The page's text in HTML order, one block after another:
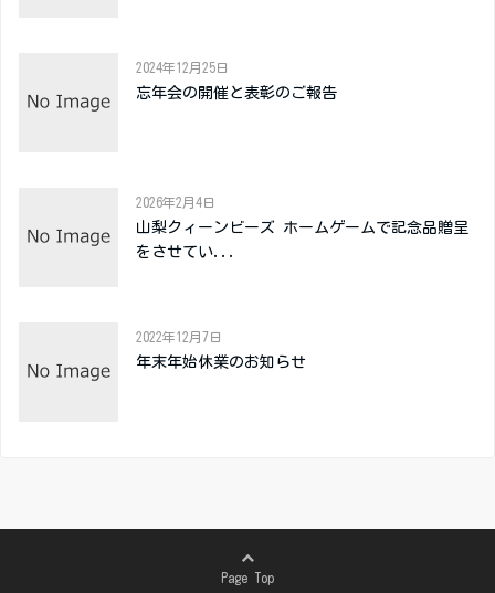
2024年12月25日
忘年会の開催と表彰のご報告
2026年2月4日
山梨クィーンビーズ ホームゲームで記念品贈呈
をさせてい...
2022年12月7日
年末年始休業のお知らせ
Page Top